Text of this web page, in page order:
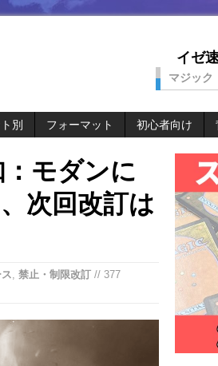
イゼ
マジック
別 フォーマット 初心者向け
モダンに
次回改訂は
, 禁止・制限改訂 // 377